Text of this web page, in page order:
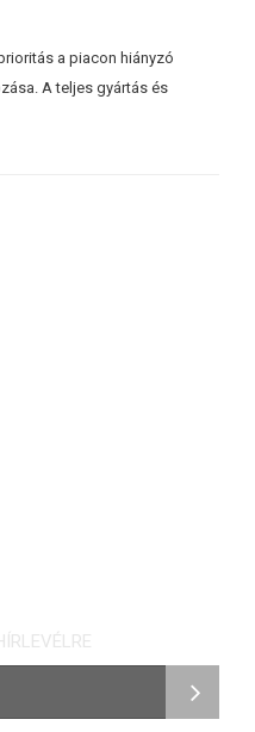
a piacon hiányzó
A teljes gyártás és